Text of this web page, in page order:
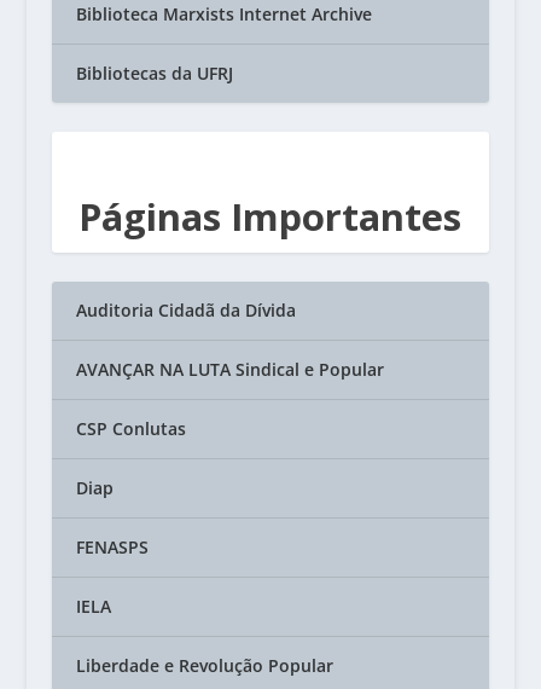
Biblioteca Marxists Internet Archive
Bibliotecas da UFRJ
Páginas Importantes
Auditoria Cidadã da Dívida
AVANÇAR NA LUTA Sindical e Popular
CSP Conlutas
Diap
FENASPS
IELA
Liberdade e Revolução Popular